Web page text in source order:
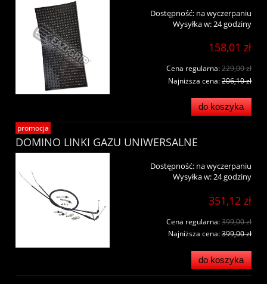
Dostępność: na wyczerpaniu
Wysyłka w:24 godziny
158,01 zł
Cena regularna:229,00 zł
Najniższa cena:206,10 zł
do koszyka
DOMINO LINKI GAZU UNIWERSALNE
Dostępność: na wyczerpaniu
Wysyłka w:24 godziny
351,12 zł
Cena regularna:399,00 zł
Najniższa cena:399,00 zł
do koszyka
promocja